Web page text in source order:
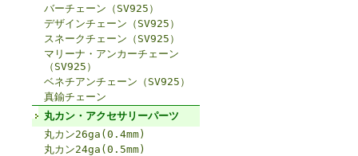
バーチェーン（SV925）
デザインチェーン（SV925）
スネークチェーン（SV925）
マリーナ・アンカーチェーン
（SV925）
ベネチアンチェーン（SV925）
真鍮チェーン
丸カン・アクセサリーパーツ
丸カン26ga(0.4mm)
丸カン24ga(0.5mm)